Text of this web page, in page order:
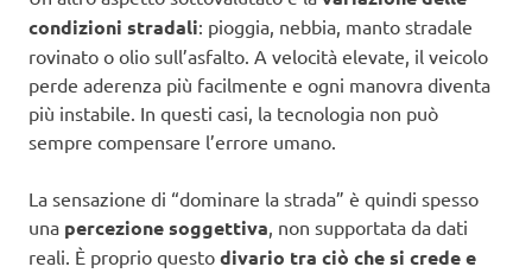
condizioni stradali: pioggia, nebbia, manto stradale
rovinato o olio sull’asfalto. A velocità elevate, il veicolo
perde aderenza più facilmente e ogni manovra diventa
più instabile. In questi casi, la tecnologia non può
sempre compensare l’errore umano.
La sensazione di “dominare la strada” è quindi spesso
una percezione soggettiva, non supportata da dati
reali. È proprio questo divario tra ciò che si crede e